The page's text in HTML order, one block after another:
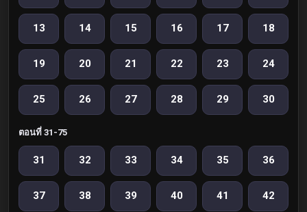
13 14 15 16 17 18
19 20 21 22 23 24
25 26 27 28 29 30
ตอนที่ 31-75
31 32 33 34 35 36
37 38 39 40 41 42